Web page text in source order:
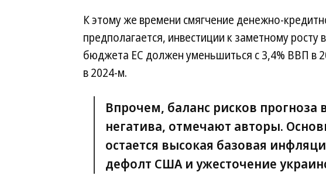
К этому же времени смягчение денежно-
предполагается, инвестиции к заметному росту
бюджета ЕС должен уменьшиться с 3,4% ВВП в
в 2024-м.
Впрочем, баланс рисков
негатива, отмечают авторы.
остается высокая базовая
дефолт США и ужесточение